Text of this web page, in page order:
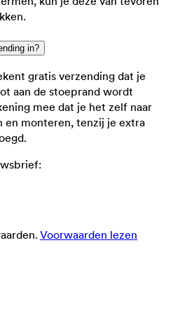
in?
gratis verzending dat je
aan de stoeprand wordt
mee dat je het zelf naar
en monteren, tenzij je extra
Voorwaarden lezen